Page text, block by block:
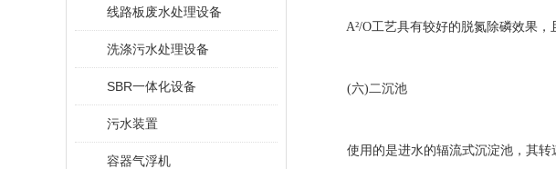
线路板废水处理设备
洗涤污水处理设备
SBR一体化设备
污水装置
容器气浮机
A²/O工艺具有较好的脱氮除磷效果，
(六)二沉池
使用的是进水的辐流式沉淀池，其转速